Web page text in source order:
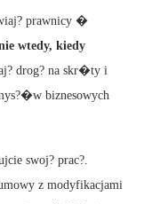
prawnicy �
wtedy, kiedy
drog? na skr�ty i
biznesowych
swoj? prac?.
z modyfikacjami